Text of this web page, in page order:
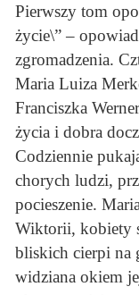
Pierwszy tom
życie\” –
zgromadzenia.
Maria Luiza
Franciszka
życia i dobra
Codziennie
chorych ludzi,
pocieszenie.
Wiktorii, kobiety
bliskich cierpi na
widziana okiem